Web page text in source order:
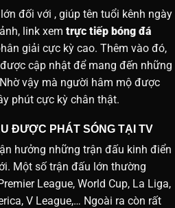
đối với , giúp tên tuổi kênh ngày
link xem trực tiếp bóng đá
giải cực kỳ cao. Thêm vào đó,
cập nhật để mang đến những
vậy mà người hâm mộ được
phút cực kỳ chân thật.
ĐƯỢC PHÁT SÓNG TẠI TV
hưởng những trận đấu kinh điển
Một số trận đấu lớn thường
League, World Cup, La Liga,
V League,… Ngoài ra còn rất